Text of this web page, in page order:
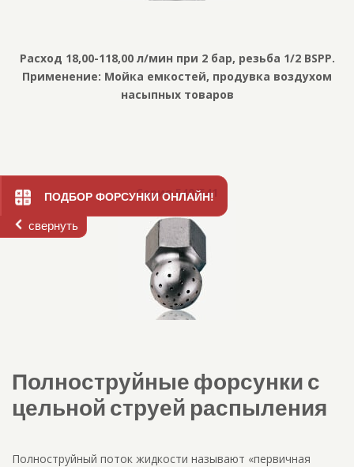
ПОДБОР ФОРСУНКИ ОНЛАЙН!
свернуть
Расход 18,00-118,00 л/мин при 2 бар, резьба 1/2 BSPP.
Применение: Мойка емкостей, продувка воздухом
насыпных товаров
Серия 540/541
Полноструйные форсунки с
цельной струей распыления
Полноструйный поток жидкости называют «первичная